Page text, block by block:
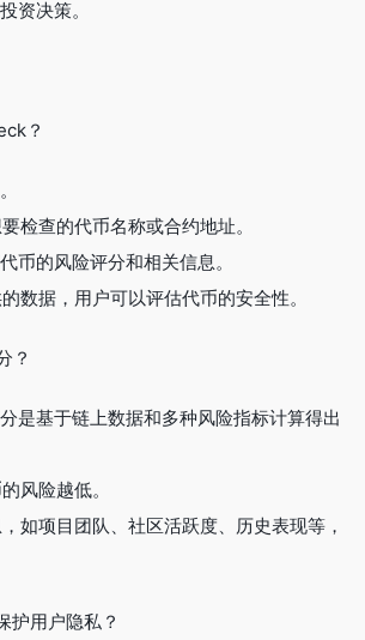
资决策。
？
检查的代币名称或合约地址。
币的风险评分和相关信息。
数据，用户可以评估代币的安全性。
？
是基于链上数据和多种风险指标计算得出
风险越低。
如项目团队、社区活跃度、历史表现等，
护用户隐私？